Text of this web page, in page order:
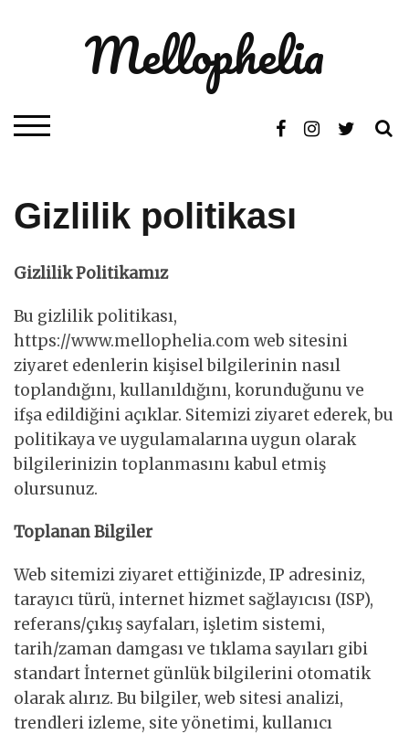
Mellophelia
TOGGLE MOBILE MENU
Gizlilik politikası
Gizlilik Politikamız
Bu gizlilik politikası,
https://www.mellophelia.com web sitesini
ziyaret edenlerin kişisel bilgilerinin nasıl
toplandığını, kullanıldığını, korunduğunu ve
ifşa edildiğini açıklar. Sitemizi ziyaret ederek, bu
politikaya ve uygulamalarına uygun olarak
bilgilerinizin toplanmasını kabul etmiş
olursunuz.
Toplanan Bilgiler
Web sitemizi ziyaret ettiğinizde, IP adresiniz,
tarayıcı türü, internet hizmet sağlayıcısı (ISP),
referans/çıkış sayfaları, işletim sistemi,
tarih/zaman damgası ve tıklama sayıları gibi
standart İnternet günlük bilgilerini otomatik
olarak alırız. Bu bilgiler, web sitesi analizi,
trendleri izleme, site yönetimi, kullanıcı